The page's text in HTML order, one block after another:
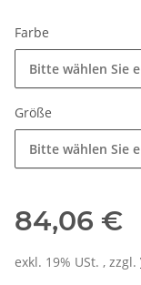
Farbe
Bitte wählen Sie
Größe
Bitte wählen Sie
84,06 €
exkl. 19% USt. , zzgl.